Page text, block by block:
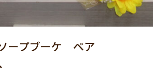
ープブーケ ベア